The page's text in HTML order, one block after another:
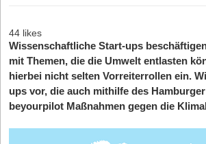
44 likes
Wissenschaftliche Start-ups
mit Themen, die die Umwelt entlasten
hierbei nicht selten Vorreiterrollen ein.
ups vor, die auch mithilfe des
beyourpilot Maßnahmen gegen die